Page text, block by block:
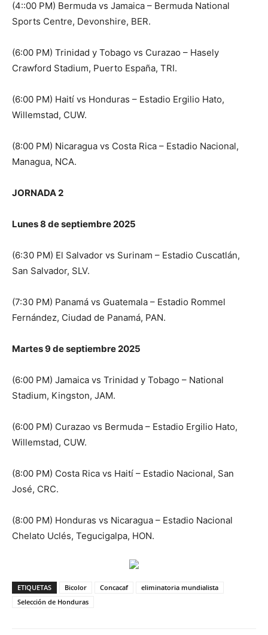
(4::00 PM) Bermuda vs Jamaica – Bermuda National
Sports Centre, Devonshire, BER.
(6:00 PM) Trinidad y Tobago vs Curazao – Hasely
Crawford Stadium, Puerto España, TRI.
(6:00 PM) Haití vs Honduras – Estadio Ergilio Hato,
Willemstad, CUW.
(8:00 PM) Nicaragua vs Costa Rica – Estadio Nacional,
Managua, NCA.
JORNADA 2
Lunes 8 de septiembre 2025
(6:30 PM) El Salvador vs Surinam – Estadio Cuscatlán,
San Salvador, SLV.
(7:30 PM) Panamá vs Guatemala – Estadio Rommel
Fernández, Ciudad de Panamá, PAN.
​​​​​​Martes 9 de septiembre 2025
(6:00 PM) Jamaica vs Trinidad y Tobago – National
Stadium, Kingston, JAM.
(6:00 PM) Curazao vs Bermuda – Estadio Ergilio Hato,
Willemstad, CUW.
(8:00 PM) Costa Rica vs Haití – Estadio Nacional, San
José, CRC.
(8:00 PM) Honduras vs Nicaragua – Estadio Nacional
Chelato Uclés, Tegucigalpa, HON.
ETIQUETAS Bicolor Concacaf
eliminatoria mundialista
Selección de Honduras